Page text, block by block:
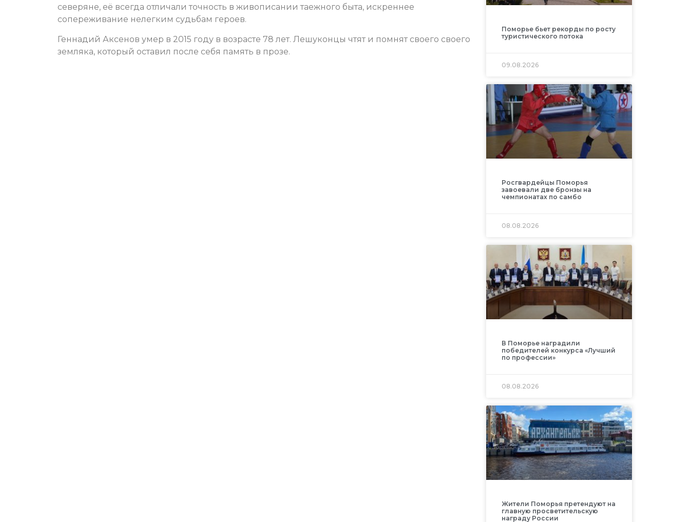
северяне, её всегда отличали точность в живописании таежного быта, искреннее
сопереживание нелегким судьбам героев.
Геннадий Аксенов умер в 2015 году в возрасте 78 лет. Лешуконцы чтят и помнят своего своего
земляка, который оставил после себя память в прозе.
Поморье бьет рекорды по росту
туристического потока
09.08.2026
Росгвардейцы Поморья
завоевали две бронзы на
чемпионатах по самбо
08.08.2026
В Поморье наградили
победителей конкурса «Лучший
по профессии»
08.08.2026
Жители Поморья претендуют на
главную просветительскую
награду России